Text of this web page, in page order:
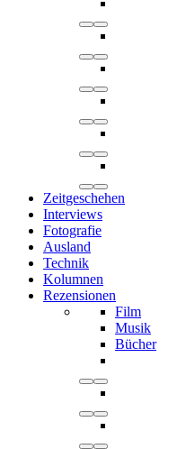
Zeitgeschehen
Interviews
Fotografie
Ausland
Technik
Kolumnen
Rezensionen
Film
Musik
Bücher